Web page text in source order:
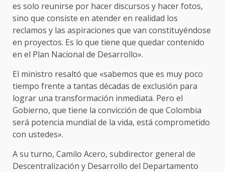
es solo reunirse por hacer discursos y hacer fotos,
sino que consiste en atender en realidad los
reclamos y las aspiraciones que van constituyéndose
en proyectos. Es lo que tiene que quedar contenido
en el Plan Nacional de Desarrollo».
El ministro resaltó que «sabemos que es muy poco
tiempo frente a tantas décadas de exclusión para
lograr una transformación inmediata. Pero el
Gobierno, que tiene la convicción de que Colombia
será potencia mundial de la vida, está comprometido
con ustedes».
A su turno, Camilo Acero, subdirector general de
Descentralización y Desarrollo del Departamento